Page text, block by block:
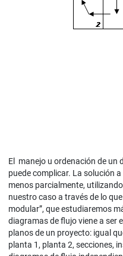
El manejo u ordenación de un
puede complicar. La solución
menos parcialmente, utilizando
nuestro caso a través de lo
modular”, que estudiaremos
diagramas de flujo viene a ser
planos de un proyecto: igual
planta 1, planta 2, secciones,